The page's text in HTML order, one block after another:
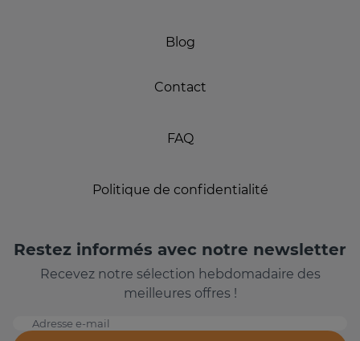
Blog
Contact
FAQ
Politique de confidentialité
Restez informés avec notre newsletter
Recevez notre sélection hebdomadaire des
meilleures offres !
Adresse e-mail